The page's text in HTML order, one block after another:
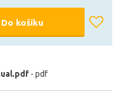
Do košíku
- pdf